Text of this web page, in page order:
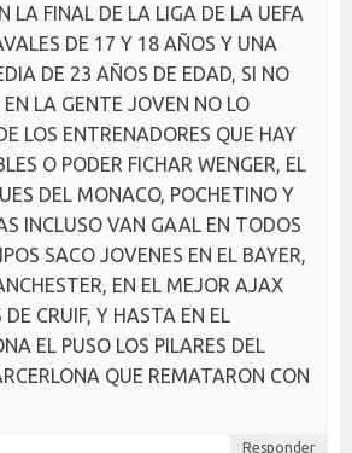
LA FINAL DE LA LIGA DE LA UEFA
DE 17 Y 18 AÑOS Y UNA
DE 23 AÑOS DE EDAD, SI NO
EN LA GENTE JOVEN NO LO
LOS ENTRENADORES QUE HAY
O PODER FICHAR WENGER, EL
DEL MONACO, POCHETINO Y
INCLUSO VAN GAAL EN TODOS
SACO JOVENES EN EL BAYER,
EN EL MEJOR AJAX
DE CRUIF, Y HASTA EN EL
EL PUSO LOS PILARES DEL
QUE REMATARON CON
Responder